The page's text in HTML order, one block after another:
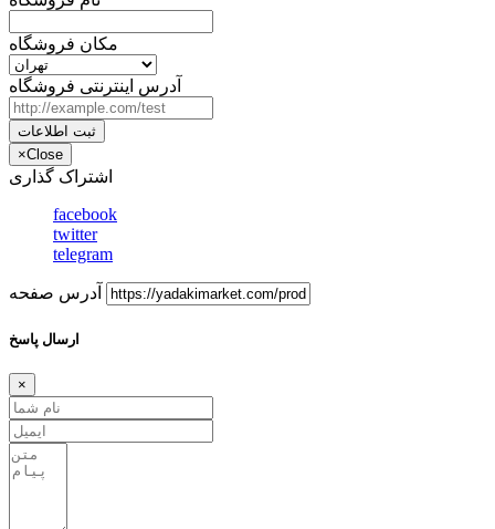
مکان فروشگاه
آدرس اینترنتی فروشگاه
ثبت اطلاعات
×Close
اشتراک گذاری
facebook
twitter
telegram
آدرس صفحه
ارسال پاسخ
×